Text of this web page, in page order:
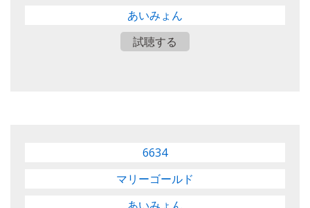
あいみょん
試聴する
6634
マリーゴールド
あいみょん